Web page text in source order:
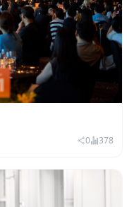
그램 테이블 데
0 378